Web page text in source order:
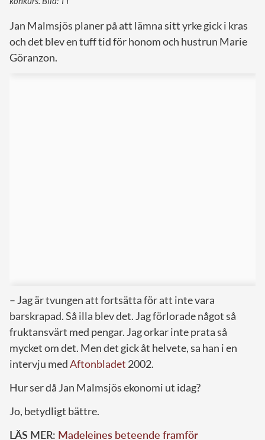
Jan Malmsjös planer på att lämna sitt yrke gick i kras
och det blev en tuff tid för honom och hustrun Marie
Göranzon.
– Jag är tvungen att fortsätta för att inte vara
barskrapad. Så illa blev det. Jag förlorade något så
fruktansvärt med pengar. Jag orkar inte prata så
mycket om det. Men det gick åt helvete, sa han i en
intervju medAftonbladet 2002.
Hur ser då Jan Malmsjös ekonomi ut idag?
Jo, betydligt bättre.
LÄS MER: Madeleines beteende framför